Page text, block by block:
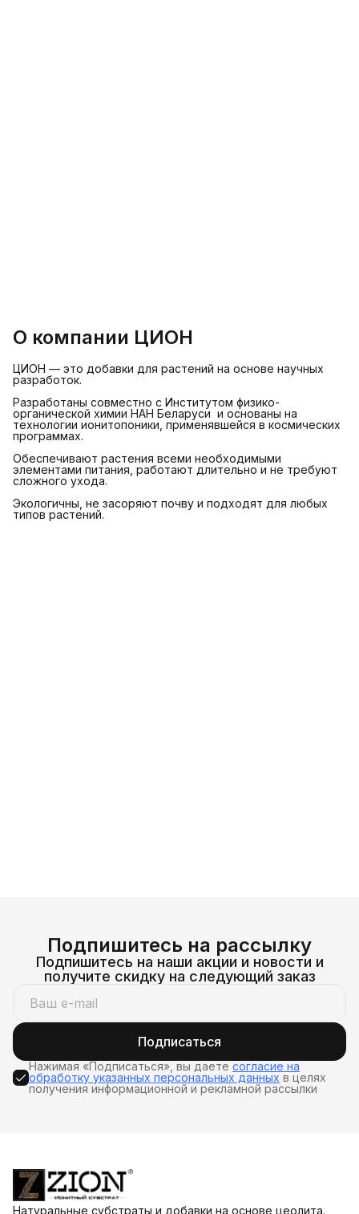
О компании ЦИОН
ЦИОН — это добавки для растений на основе научных
разработок.
Разработаны совместно с Институтом физико-
органической химии НАН Беларуси и основаны на
технологии ионитопоники, применявшейся в космических
программах.
Обеспечивают растения всеми необходимыми
элементами питания, работают длительно и не требуют
сложного ухода.
Экологичны, не засоряют почву и подходят для любых
типов растений.
Подпишитесь на рассылку
Подпишитесь на наши акции и новости и
получите скидку на следующий заказ
Подписаться
Нажимая «Подписаться», вы даете согласие на
обработку указанных персональных данных в целях
получения информационной и рекламной рассылки
Натуральные субстраты и добавки на основе цеолита.